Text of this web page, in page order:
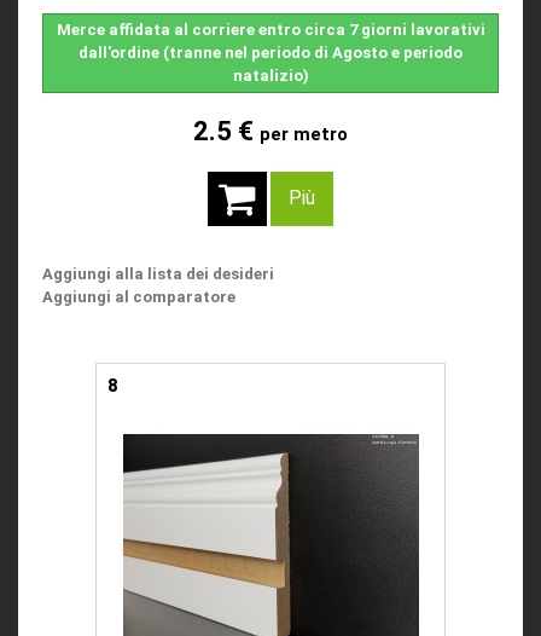
Merce affidata al corriere entro circa 7 giorni lavorativi
dall'ordine (tranne nel periodo di Agosto e periodo
natalizio)
2.5 € per metro
Più
Aggiungi alla lista dei desideri
Aggiungi al comparatore
8